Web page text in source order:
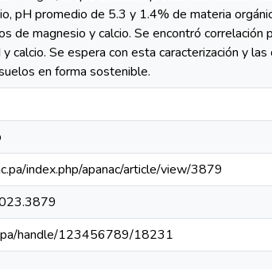
pH promedio de 5.3 y 1.4% de materia
de magnesio y calcio. Se encontró
calcio. Se espera con esta caracterización y
en forma sostenible.
index.php/apanac/article/view/3879
handle/123456789/18231